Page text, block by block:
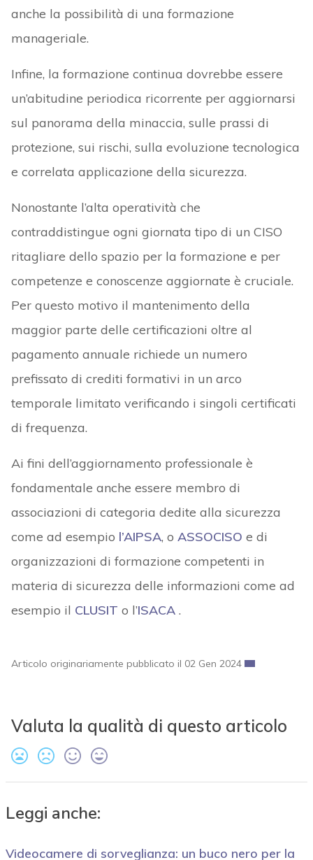
anche la possibilità di una formazione
manageriale.
Infine, la formazione continua dovrebbe essere
un’abitudine periodica ricorrente per aggiornarsi
sul panorama della minaccia, sulle prassi di
protezione, sui rischi, sulla evoluzione tecnologica
e correlata applicazione della sicurezza.
Nonostante l’alta operatività che
contraddistingue ogni giornata tipo di un CISO
ritagliare dello spazio per la formazione e per
competenze e conoscenze aggiornate è cruciale.
Per questo motivo il mantenimento della
maggior parte delle certificazioni oltre al
pagamento annuale richiede un numero
prefissato di crediti formativi in un arco
temporale limitato verificando i singoli certificati
di frequenza.
Ai fini dell’aggiornamento professionale è
fondamentale anche essere membro di
associazioni di categoria dedite alla sicurezza
come ad esempio l’AIPSA, o ASSOCISO e di
organizzazioni di formazione competenti in
materia di sicurezza delle informazioni come ad
esempio il CLUSIT o l’ISACA.
Articolo originariamente pubblicato il 02 Gen 2024
Valuta la qualità di questo articolo
Leggi anche:
Videocamere di sorveglianza: un buco nero per la